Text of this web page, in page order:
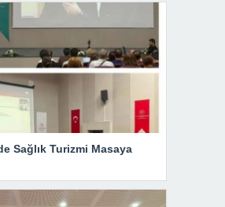
Sağlık Turizmi Masaya